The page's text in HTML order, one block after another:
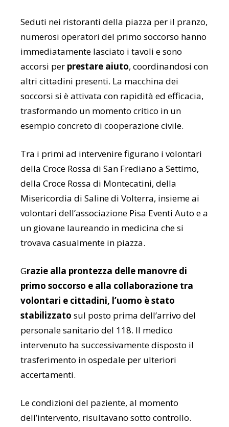
Seduti nei ristoranti della piazza per il pranzo,
numerosi operatori del primo soccorso hanno
immediatamente lasciato i tavoli e sono
accorsi per prestare aiuto, coordinandosi con
altri cittadini presenti. La macchina dei
soccorsi si è attivata con rapidità ed efficacia,
trasformando un momento critico in un
esempio concreto di cooperazione civile.
Tra i primi ad intervenire figurano i volontari
della Croce Rossa di San Frediano a Settimo,
della Croce Rossa di Montecatini, della
Misericordia di Saline di Volterra, insieme ai
volontari dell’associazione Pisa Eventi Auto e a
un giovane laureando in medicina che si
trovava casualmente in piazza.
Grazie alla prontezza delle manovre di
primo soccorso e alla collaborazione tra
volontari e cittadini, l’uomo è stato
stabilizzato sul posto prima dell’arrivo del
personale sanitario del 118. Il medico
intervenuto ha successivamente disposto il
trasferimento in ospedale per ulteriori
accertamenti.
Le condizioni del paziente, al momento
dell’intervento, risultavano sotto controllo.